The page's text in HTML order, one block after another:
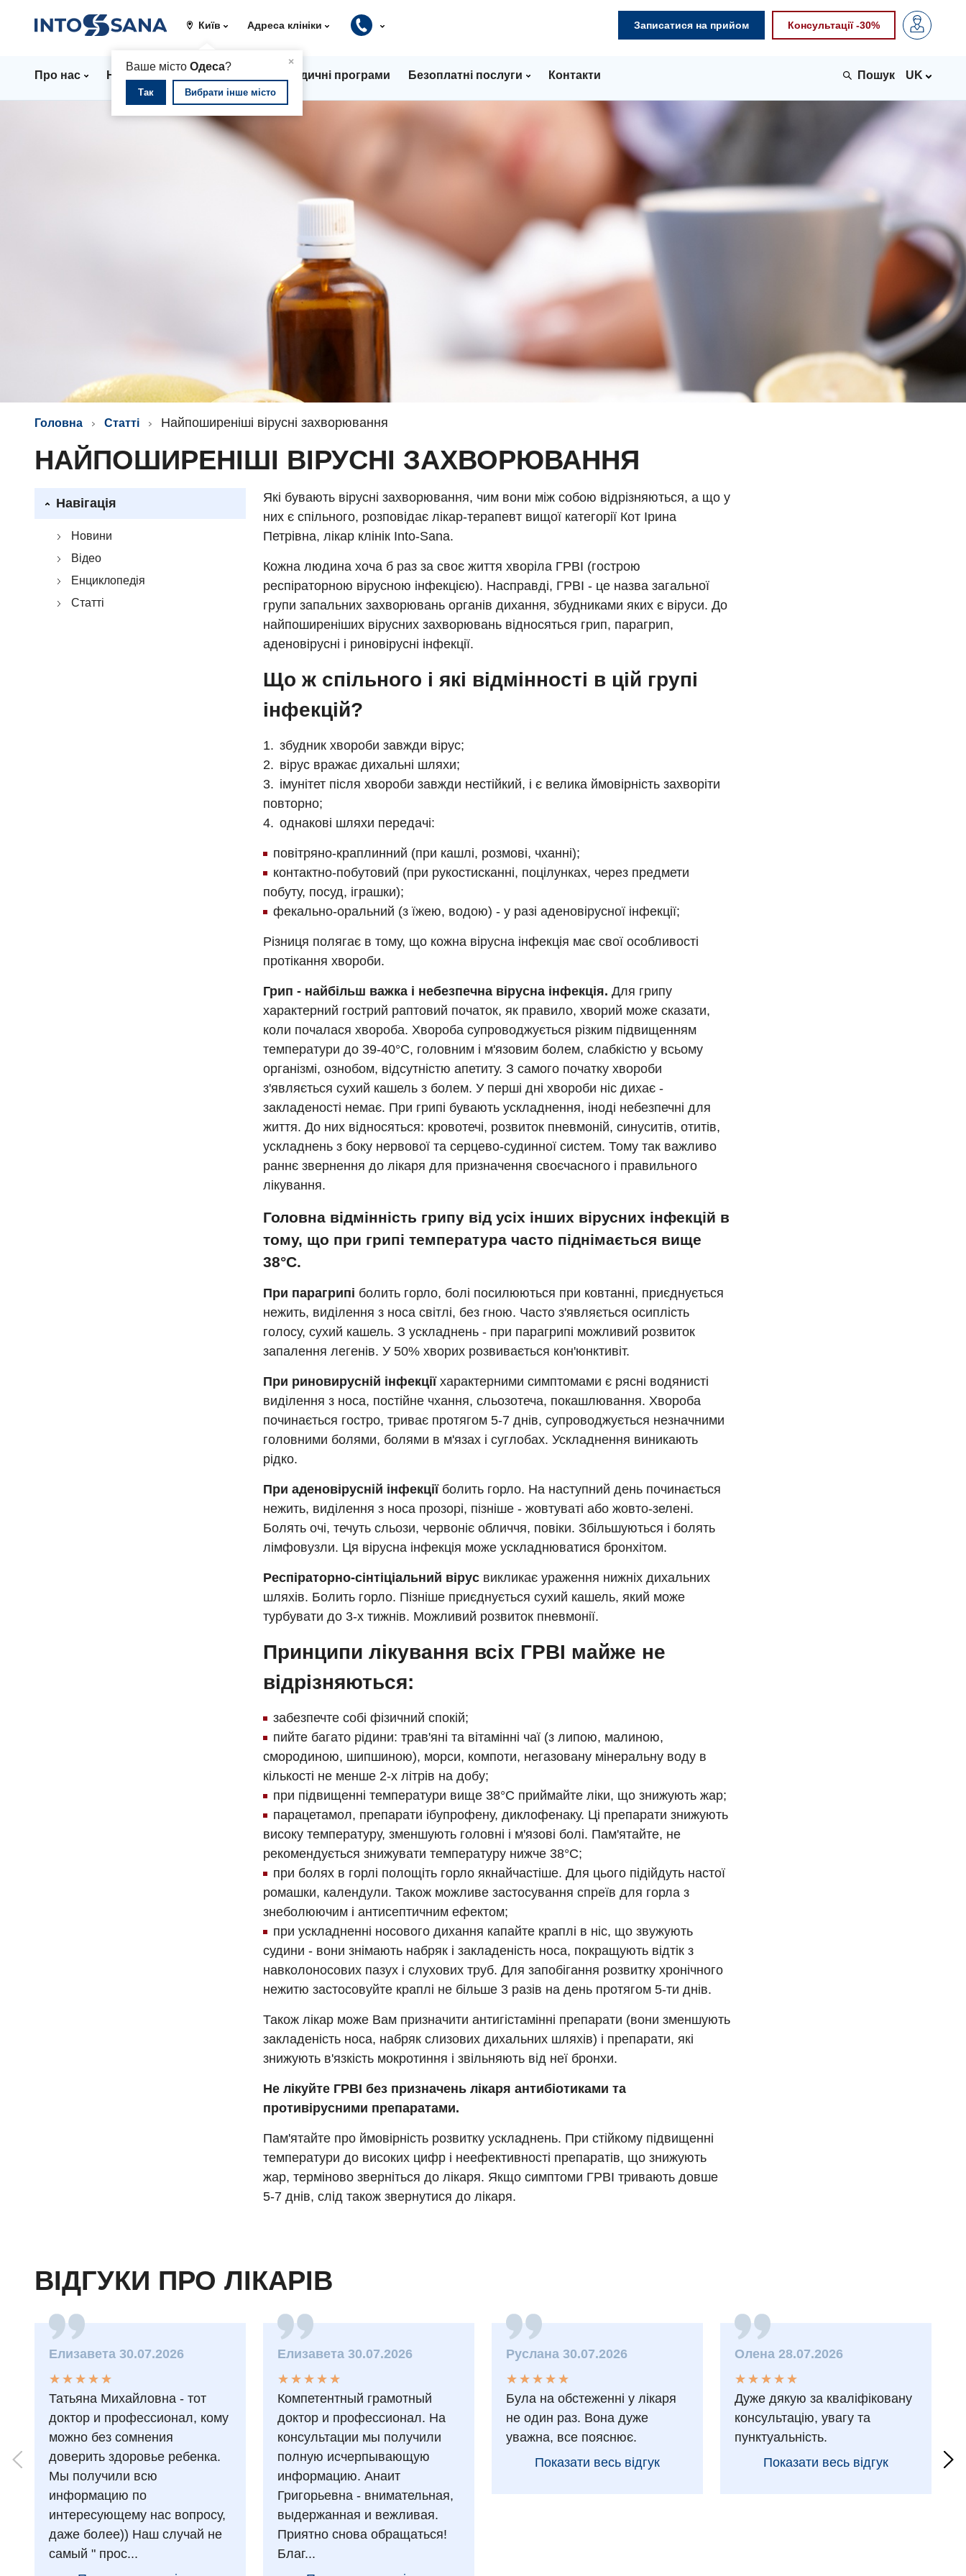
Київ
×
Ваше місто Одеса?
Так Вибрати інше місто
Адреса клініки Записатися на прийом Консультації -30%
Про нас Напрямки Ціни Медичні програми Безоплатні послуги Контакти UK
Головна Статті Найпоширеніші вірусні захворювання
НАЙПОШИРЕНІШІ ВІРУСНІ ЗАХВОРЮВАННЯ
Навігація
Новини
Відео
Енциклопедія
Статті
Які бувають вірусні захворювання, чим вони між собою відрізняються, а що у
них є спільного, розповідає лікар-терапевт вищої категорії Кот Ірина
Петрівна, лікар клінік Into-Sana.
Кожна людина хоча б раз за своє життя хворіла ГРВІ (гострою
респіраторною вірусною інфекцією). Насправді, ГРВІ - це назва загальної
групи запальних захворювань органів дихання, збудниками яких є віруси. До
найпоширеніших вірусних захворювань відносяться грип, парагрип,
аденовірусні і риновірусні інфекції.
Що ж спільного і які відмінності в цій групі
інфекцій?
збудник хвороби завжди вірус;
вірус вражає дихальні шляхи;
імунітет після хвороби завжди нестійкий, і є велика ймовірність захворіти
повторно;
однакові шляхи передачі:
повітряно-краплинний (при кашлі, розмові, чханні);
контактно-побутовий (при рукостисканні, поцілунках, через предмети
побуту, посуд, іграшки);
фекально-оральний (з їжею, водою) - у разі аденовірусної інфекції;
Різниця полягає в тому, що кожна вірусна інфекція має свої особливості
протікання хвороби.
Грип - найбільш важка і небезпечна вірусна інфекція. Для грипу
характерний гострий раптовий початок, як правило, хворий може сказати,
коли почалася хвороба. Хвороба супроводжується різким підвищенням
температури до 39-40°С, головним і м'язовим болем, слабкістю у всьому
організмі, ознобом, відсутністю апетиту. З самого початку хвороби
з'являється сухий кашель з болем. У перші дні хвороби ніс дихає -
закладеності немає. При грипі бувають ускладнення, іноді небезпечні для
життя. До них відносяться: кровотечі, розвиток пневмоній, синуситів, отитів,
ускладнень з боку нервової та серцево-судинної систем. Тому так важливо
раннє звернення до лікаря для призначення своєчасного і правильного
лікування.
Головна відмінність грипу від усіх інших вірусних інфекцій в
тому, що при грипі температура часто піднімається вище
38°С.
При парагрипі болить горло, болі посилюються при ковтанні, приєднується
нежить, виділення з носа світлі, без гною. Часто з'являється осиплість
голосу, сухий кашель. З ускладнень - при парагрипі можливий розвиток
запалення легенів. У 50% хворих розвивається кон'юнктивіт.
При риновирусній інфекції характерними симптомами є рясні водянисті
виділення з носа, постійне чхання, сльозотеча, покашлювання. Хвороба
починається гостро, триває протягом 5-7 днів, супроводжується незначними
головними болями, болями в м'язах і суглобах. Ускладнення виникають
рідко.
При аденовірусній інфекції болить горло. На наступний день починається
нежить, виділення з носа прозорі, пізніше - жовтуваті або жовто-зелені.
Болять очі, течуть сльози, червоніє обличчя, повіки. Збільшуються і болять
лімфовузли. Ця вірусна інфекція може ускладнюватися бронхітом.
Респіраторно-сінтіціальний вірус викликає ураження нижніх дихальних
шляхів. Болить горло. Пізніше приєднується сухий кашель, який може
турбувати до 3-х тижнів. Можливий розвиток пневмонії.
Принципи лікування всіх ГРВІ майже не
відрізняються:
забезпечте собі фізичний спокій;
пийте багато рідини: трав'яні та вітамінні чаї (з липою, малиною,
смородиною, шипшиною), морси, компоти, негазовану мінеральну воду в
кількості не менше 2-х літрів на добу;
при підвищенні температури вище 38°С приймайте ліки, що знижують жар;
парацетамол, препарати ібупрофену, диклофенаку. Ці препарати знижують
високу температуру, зменшують головні і м'язові болі. Пам'ятайте, не
рекомендується знижувати температуру нижче 38°С;
при болях в горлі полощіть горло якнайчастіше. Для цього підійдуть настої
ромашки, календули. Також можливе застосування спреїв для горла з
знеболюючим і антисептичним ефектом;
при ускладненні носового дихання капайте краплі в ніс, що звужують
судини - вони знімають набряк і закладеність носа, покращують відтік з
навколоносових пазух і слухових труб. Для запобігання розвитку хронічного
нежитю застосовуйте краплі не більше 3 разів на день протягом 5-ти днів.
Також лікар може Вам призначити антигістамінні препарати (вони зменшують
закладеність носа, набряк слизових дихальних шляхів) і препарати, які
знижують в'язкість мокротиння і звільняють від неї бронхи.
Не лікуйте ГРВІ без призначень лікаря антибіотиками та
противірусними препаратами.
Пам'ятайте про ймовірність розвитку ускладнень. При стійкому підвищенні
температури до високих цифр і неефективності препаратів, що знижують
жар, терміново зверніться до лікаря. Якщо симптоми ГРВІ тривають довше
5-7 днів, слід також звернутися до лікаря.
ВІДГУКИ ПРО ЛІКАРІВ
Елизавета 30.07.2026
★
★
★
★
★
★ ★ ★ ★ ★
Татьяна Михайловна - тот
доктор и профессионал, кому
можно без сомнения
доверить здоровье ребенка.
Мы получили всю
информацию по
интересующему нас вопросу,
даже более)) Наш случай не
самый " прос...
Елизавета 30.07.2026
★
★
★
★
★
★ ★ ★ ★ ★
Компетентный грамотный
доктор и профессионал. На
консультации мы получили
полную исчерпывающую
информацию. Анаит
Григорьевна - внимательная,
выдержанная и вежливая.
Приятно снова обращаться!
Благ...
Руслана 30.07.2026
★
★
★
★
★
★ ★ ★ ★ ★
Була на обстеженні у лікаря
не один раз. Вона дуже
уважна, все пояснює.
Показати весь відгук
Олена 28.07.2026
★
★
★
★
★
★ ★ ★ ★ ★
Дуже дякую за кваліфіковану
консультацію, увагу та
пунктуальність.
Показати весь відгук